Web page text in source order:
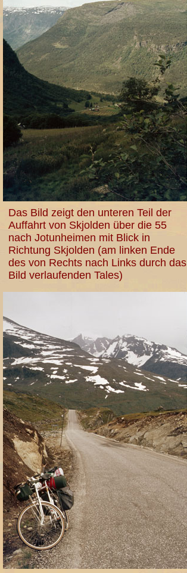
Das Bild zeigt den unteren Teil der
Auffahrt von Skjolden über die 55
nach Jotunheimen mit Blick in
Richtung Skjolden (am linken Ende
des von Rechts nach Links durch das
Bild verlaufenden Tales)